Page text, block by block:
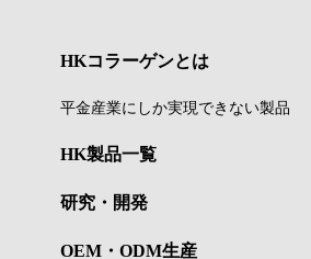
HKコラーゲンとは
平金産業にしか実現できない製品
HK製品一覧
研究・開発
OEM・ODM生産